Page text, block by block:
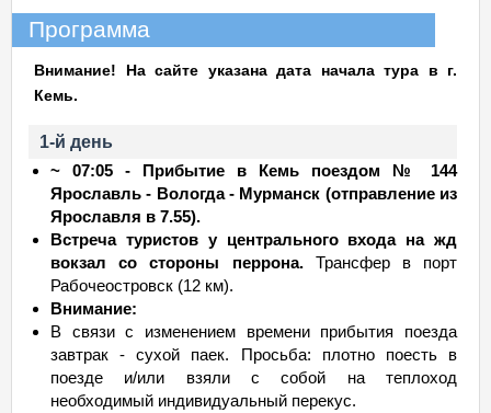
Программа
Внимание! На сайте указана дата начала тура в г.
Кемь.
1-й день
~ 07:05 - Прибытие в Кемь поездом № 144
Ярославль - Вологда - Мурманск (отправление из
Ярославля в 7.55).
Встреча туристов у центрального входа на жд
вокзал со стороны перрона.Трансфер в порт
Рабочеостровск (12 км).
Внимание:
В связи с изменением времени прибытия поезда
завтрак - сухой паек. Просьба: плотно поесть в
поезде и/или взяли с собой на теплоход
необходимый индивидуальный перекус.